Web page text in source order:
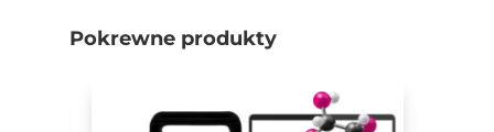
Pokrewne produkty